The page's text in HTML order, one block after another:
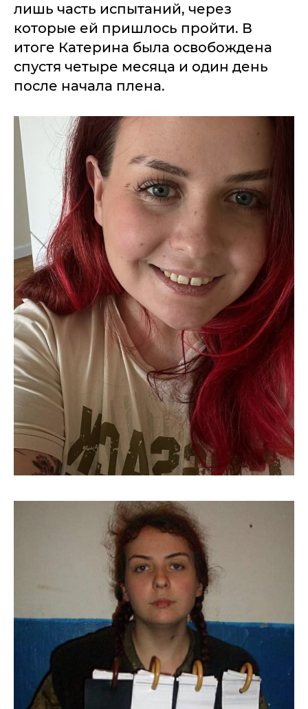
лишь часть испытаний, через
которые ей пришлось пройти. В
итоге Катерина была освобождена
спустя четыре месяца и один день
после начала плена.